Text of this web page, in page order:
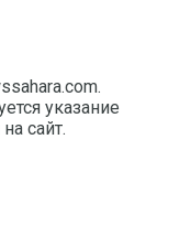
указание
сайт.